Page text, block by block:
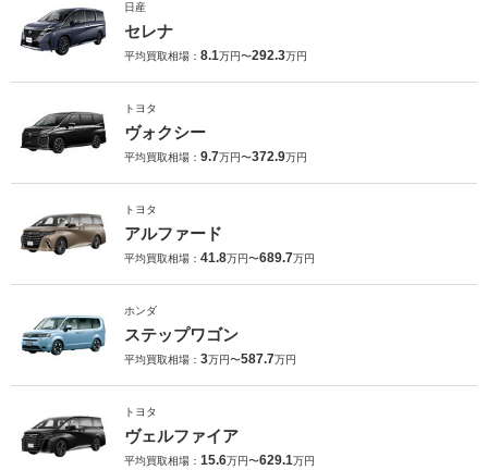
日産
セレナ
平均買取相場： 8.1万円〜292.3万円
トヨタ
ヴォクシー
平均買取相場： 9.7万円〜372.9万円
トヨタ
アルファード
平均買取相場： 41.8万円〜689.7万円
ホンダ
ステップワゴン
平均買取相場： 3万円〜587.7万円
トヨタ
ヴェルファイア
平均買取相場： 15.6万円〜629.1万円